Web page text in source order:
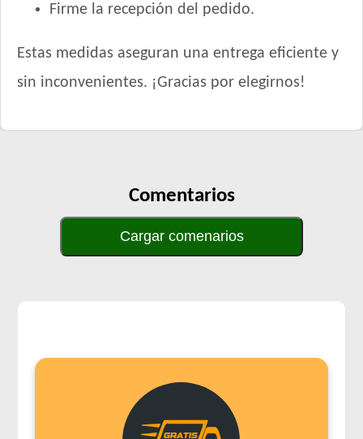
Firme la recepción del pedido.
Estas medidas aseguran una entrega eficiente y
sin inconvenientes. ¡Gracias por elegirnos!
Comentarios
Cargar comenarios